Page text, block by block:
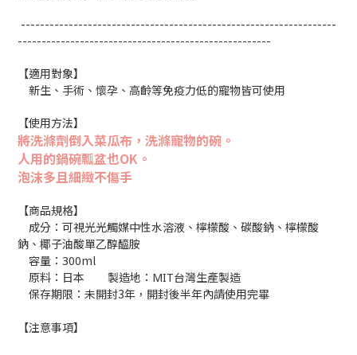
------------------------------------------------------------------
-----------------------------------------------------
【適用對象】
新生、手術、懷孕、高齡等免疫力低的寵物皆可使用
【使用方法】
將洗滌劑倒入菜瓜布，洗滌寵物的碗。
人用的鍋碗瓢盆也OK。
泡沫多且細緻不傷手
【商品規格】
成分：可視光光觸媒中性水溶液、檸檬酸、碳酸鈉、檸檬酸
鈉、椰子油酸單乙醇醯胺
容量：300ml
原料：日本 製造地： MIT台灣生產製造
保存期限： 未開封3年，開封後半年內請使用完畢
【注意事項】